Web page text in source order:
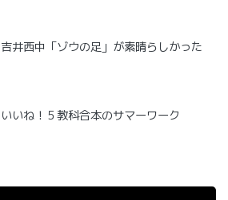
吉井西中「ゾウの足」が素晴らしかった
いいね！５教科合本のサマーワーク